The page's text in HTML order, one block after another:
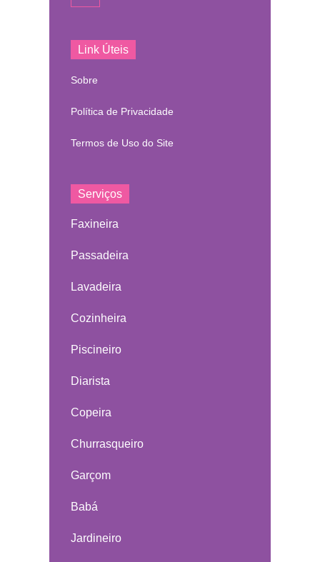
Link Úteis
Sobre
Política de Privacidade
Termos de Uso do Site
Serviços
Faxineira
Passadeira
Lavadeira
Cozinheira
Piscineiro
Diarista
Copeira
Churrasqueiro
Garçom
Babá
Jardineiro